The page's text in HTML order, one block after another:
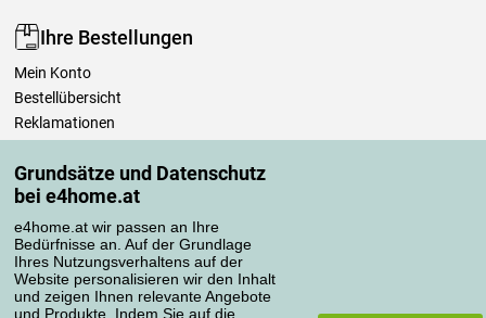
Grundsätze und Datenschutz
bei e4home.at
e4home.at wir passen an Ihre
Bedürfnisse an. Auf der Grundlage
Ihres Nutzungsverhaltens auf der
Website personalisieren wir den Inhalt
und zeigen Ihnen relevante Angebote
und Produkte. Indem Sie auf die
Ihre Bestellungen
Mein Konto
Bestellübersicht
Reklamationen
Einfach mehr wissen
Richtlinien zur Verarbeitung von Bewertungen
Transportarten